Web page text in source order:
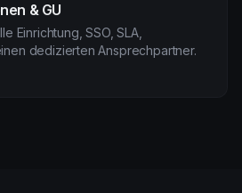
& GU
Einrichtung, SSO, SLA,
dedizierten Ansprechpartner.